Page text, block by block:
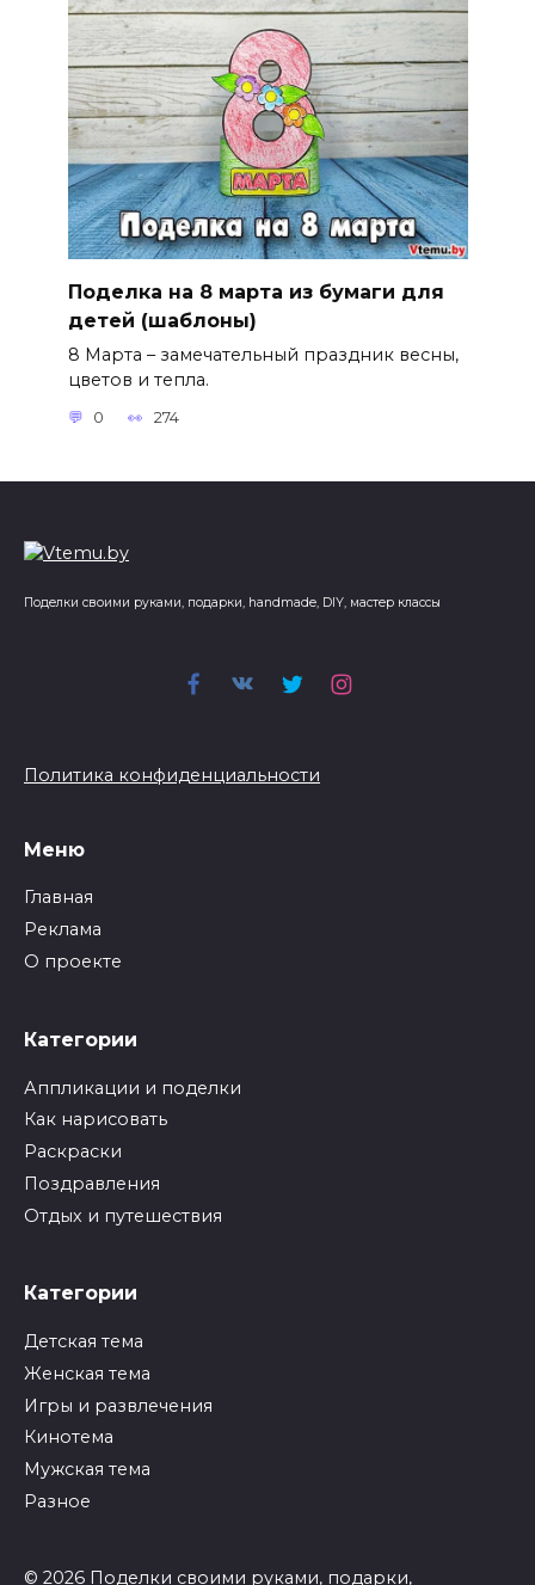
Поделка на 8 марта из бумаги для
детей (шаблоны)
8 Марта – замечательный праздник весны,
цветов и тепла.
0 274
Поделки своими руками, подарки, handmade, DIY, мастер классы
Политика конфиденциальности
Меню
Главная
Реклама
О проекте
Категории
Аппликации и поделки
Как нарисовать
Раскраски
Поздравления
Отдых и путешествия
Категории
Детская тема
Женская тема
Игры и развлечения
Кинотема
Мужская тема
Разное
© 2026 Поделки своими руками, подарки,